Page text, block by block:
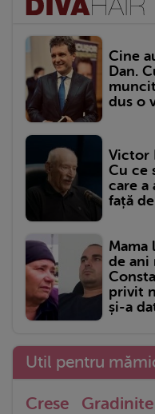
Cine
Dan.
dus o
Victor
Cu ce
care a
față
Mama
de ani
privit
și-a
Util pentru
Crese Gradinite